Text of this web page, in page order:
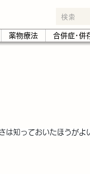
薬物療法 合併症･併
知っておいたほうがよ